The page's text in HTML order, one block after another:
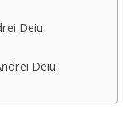
Deiu
Deiu